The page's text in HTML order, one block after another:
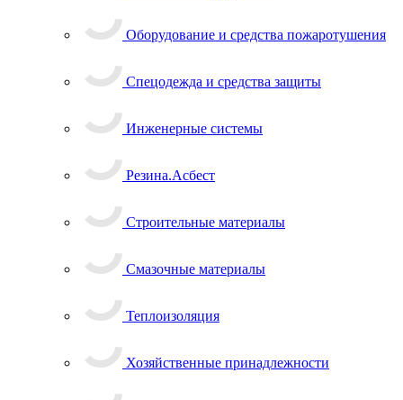
Оборудование и средства пожаротушения
Спецодежда и средства защиты
Инженерные системы
Резина.Асбест
Строительные материалы
Смазочные материалы
Теплоизоляция
Хозяйственные принадлежности